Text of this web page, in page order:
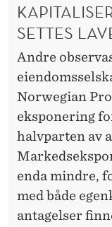
SETTES
Andre
Norwegian
eksponering
halvparten av
enda mindre,
med både
antagelser